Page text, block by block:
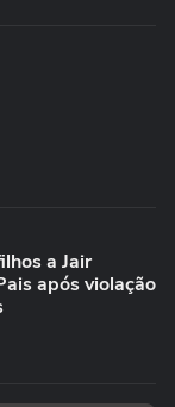
a Jair
após violação